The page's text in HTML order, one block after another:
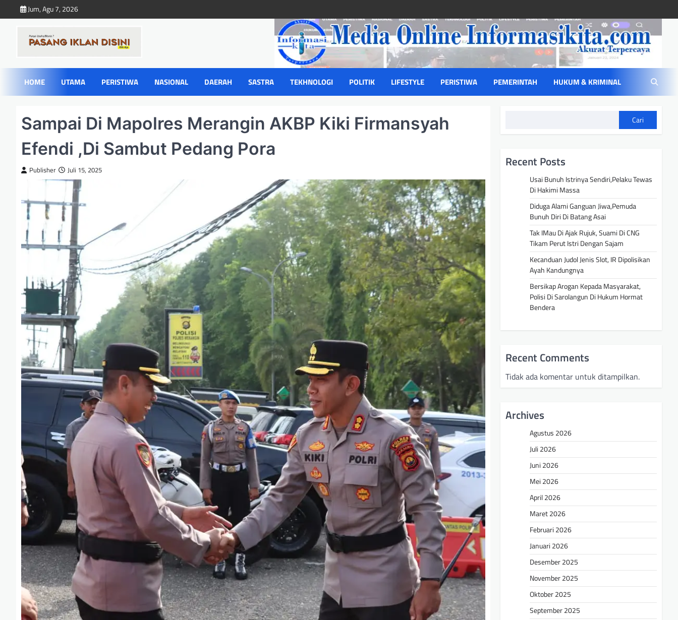
to
Jum, Agu 7, 2026
HOME UTAMA PERISTIWA NASIONAL DAERAH SASTRA TEKHNOLOGI POLITIK LIFESTYLE PERISTIWA PEMERINTAH HUKUM & KRIMINAL
Sampai Di Mapolres Merangin AKBP Kiki Firmansyah
Efendi ,Di Sambut Pedang Pora
Publisher Juli 15, 2025
Cari
Recent Posts
Usai Bunuh Istrinya Sendiri,Pelaku Tewas
Di Hakimi Massa
Diduga Alami Ganguan Jiwa,Pemuda
Bunuh Diri Di Batang Asai
Tak IMau Di Ajak Rujuk, Suami Di CNG
Tikam Perut Istri Dengan Sajam
Kecanduan Judol Jenis Slot, IR Dipolisikan
Ayah Kandungnya
Bersikap Arogan Kepada Masyarakat,
Polisi Di Sarolangun Di Hukum Hormat
Bendera
Recent Comments
Tidak ada komentar untuk ditampilkan.
Archives
Agustus 2026
Juli 2026
Juni 2026
Mei 2026
April 2026
Maret 2026
Februari 2026
Januari 2026
Desember 2025
November 2025
Oktober 2025
September 2025